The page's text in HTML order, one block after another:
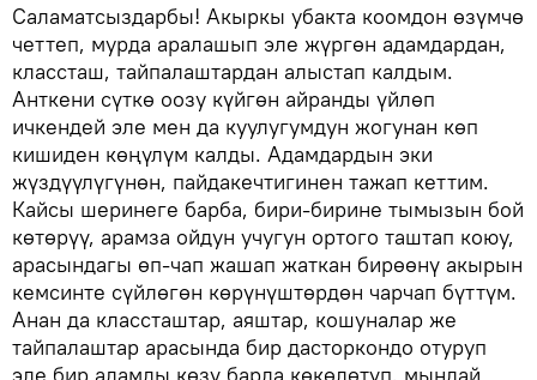
Саламатсыздарбы! Акыркы убакта коомдон өзүмчө
четтеп, мурда аралашып эле жүргөн адамдардан,
классташ, тайпалаштардан алыстап калдым.
Анткени сүткө оозу күйгөн айранды үйлөп
ичкендей эле мен да куулугумдун жогунан көп
кишиден көңүлүм калды. Адамдардын эки
жүздүүлүгүнөн, пайдакечтигинен тажап кеттим.
Кайсы шеринеге барба, бири-бирине тымызын бой
көтөрүү, арамза ойдун учугун ортого таштап коюу,
арасындагы өп-чап жашап жаткан бирөөнү акырын
кемсинте сүйлөгөн көрүнүштөрдөн чарчап бүттүм.
Анан да классташтар, аяштар, кошуналар же
тайпалаштар арасында бир дасторкондо отуруп
эле бир адамды көзү барда көкөлөтүп, мындай